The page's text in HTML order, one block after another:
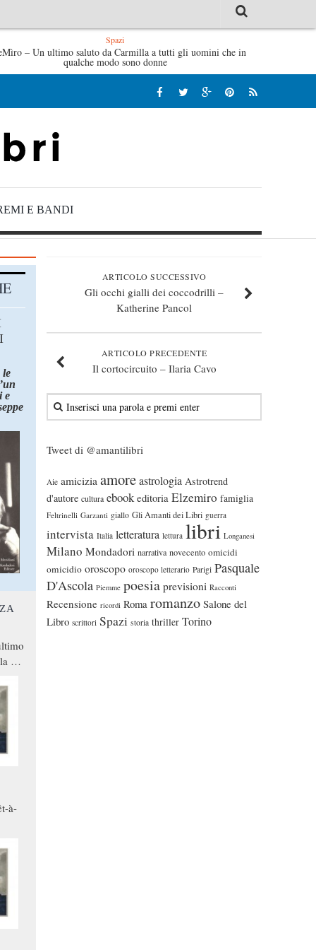
Evans L’idraulico non verrà – Fruttero & Lucentini
Spazi
– Un ultimo saluto da Carmilla a tutti gli uomini che in
qualche modo sono donne
E BANDI
ARTICOLO SUCCESSIVO
Gli occhi gialli dei coccodrilli –
Katherine Pancol
ARTICOLO PRECEDENTE
Il cortocircuito – Ilaria Cavo
Tweet di @amantilibri
Aie amicizia amoreastrologia Astrotrend
d'autore cultura ebook editoria Elzemiro famiglia
Feltrinelli Garzanti giallo Gli Amanti dei Libri guerra
intervista Italia letteratura lettura libri Longanesi
Milano Mondadori narrativa novecento omicidi
omicidio oroscopo oroscopo letterario Parigi Pasquale
D'Ascola Piemme poesia previsioni Racconti
Recensione ricordi Roma romanzo Salone del
Libro scrittori Spazi storia thriller Torino
le
e
a
à-